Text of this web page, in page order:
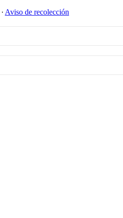
∙ Aviso de recolección